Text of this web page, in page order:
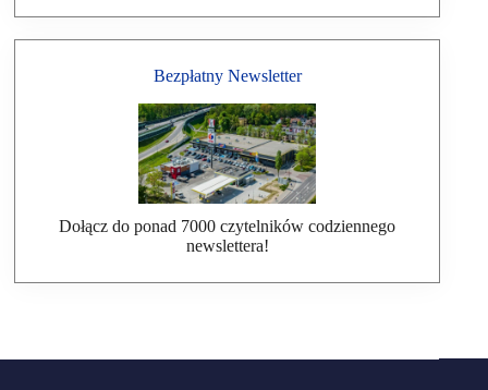
Bezpłatny Newsletter
Dołącz do ponad 7000 czytelników codziennego
newslettera!